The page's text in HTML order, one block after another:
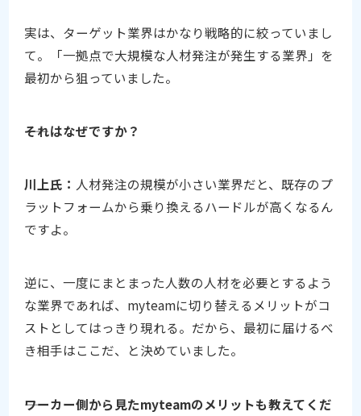
実は、ターゲット業界はかなり戦略的に絞っていまし
て。「一拠点で大規模な人材発注が発生する業界」を
最初から狙っていました。
――それはなぜですか？
川上氏： 人材発注の規模が小さい業界だと、既存のプ
ラットフォームから乗り換えるハードルが高くなるん
ですよ。
逆に、一度にまとまった人数の人材を必要とするよう
な業界であれば、myteamに切り替えるメリットがコ
ストとしてはっきり現れる。だから、最初に届けるべ
き相手はここだ、と決めていました。
――ワーカー側から見たmyteamのメリットも教えてくだ